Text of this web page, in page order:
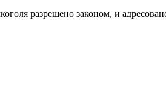
разрешено законом, и